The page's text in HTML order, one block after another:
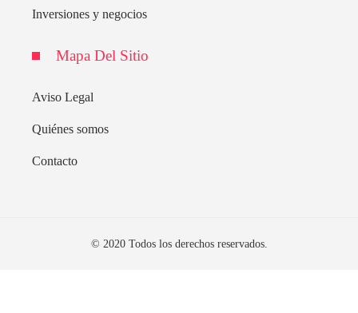
Inversiones y negocios
Mapa Del Sitio
Aviso Legal
Quiénes somos
Contacto
© 2020 Todos los derechos reservados.